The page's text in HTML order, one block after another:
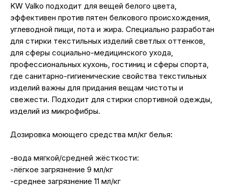
KW Valko подходит для вещей белого цвета,
эффективен против пятен белкового происхождения,
углеводной пищи, пота и жира. Специально разработан
для стирки текстильных изделий светлых оттенков,
для сферы социально-медицинского ухода,
профессиональных кухонь, гостиниц и сферы спорта,
где санитарно-гигиенические свойства текстильных
изделий важны для придания вещам чистоты и
свежести. Подходит для стирки спортивной одежды,
изделий из микрофибры.
Дозировка моющего средства мл/кг белья:
-вода мягкой/средней жёсткости:
-лёгкое загрязнение 9 мл/кг
-среднее загрязнение 11 мл/кг